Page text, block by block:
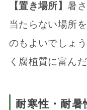
【置き場所】暑
当たらない場所
のもよいでしょ
く腐植質に富ん
耐寒性・耐暑